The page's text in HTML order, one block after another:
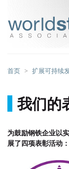
首页 扩展可持续
我们的
为鼓励钢铁企业以
展了四项表彰活动：